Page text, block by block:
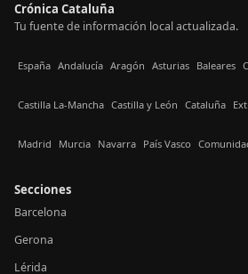
Crónica Cataluña
Tu fuente de información local actualizada.
España Andalucía Aragón Asturias Baleares
Castilla La-Mancha Castilla y León Cataluña
Madrid Murcia Navarra País Vasco
Secciones
Barcelona
Gerona
Lérida